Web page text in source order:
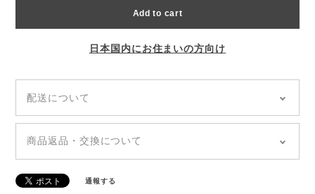
Add to cart
日本国内にお住まいの方向け
配送について
◆全国どこでも「送料無料」
◆追跡あり「郵便局クリックポスト」
◆発送日・到着日の指定はできません。お問い合わせ
商品返品・交換について
品の傷や不具合、ご注文内容に誤りがないかの確認を
通報する